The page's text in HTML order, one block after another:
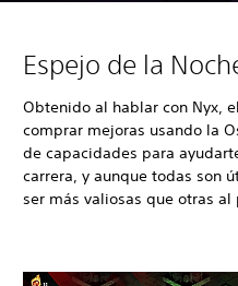
Espejo de la
Obtenido al hablar con Nyx,
comprar mejoras usando la
de capacidades para
carrera, y aunque todas son
ser más valiosas que otras al